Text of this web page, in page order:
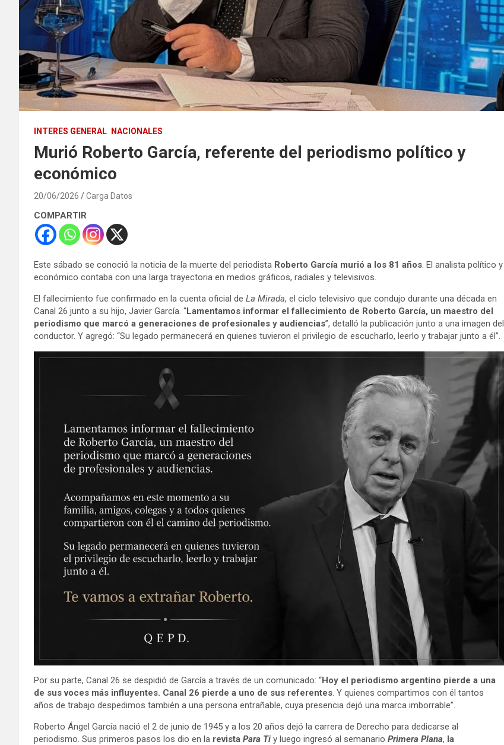
INTERES GENERAL NACIONALES
Murió Roberto García, referente del periodismo político y
económico
20/06/2026 Carga Datos
COMPARTIR
Este sábado se conoció la noticia de la muerte del periodista Roberto García murió a los 81 años. El analista político y
económico contaba con una larga trayectoria en medios gráficos, radiales y televisivos.
El fallecimiento fue confirmado en la cuenta oficial de La Mirada, el ciclo televisivo que condujo durante una década en
Canal 26 junto a su hijo, Javier García. “Lamentamos informar el fallecimiento de Roberto García, un maestro del
periodismo que marcó a generaciones de profesionales y audiencias”, detalló la publicación junto a una imagen del
conductor. Y agregó: “Su legado permanecerá en quienes tuvieron el privilegio de escucharlo, leerlo y trabajar junto a él”.
Por su parte, Canal 26 se despidió de García a través de un comunicado: “Hoy el periodismo argentino pierde a una
de sus voces más influyentes. Canal 26 pierde a uno de sus referentes. Y quienes compartimos con él tantos
años de trabajo despedimos también a una persona entrañable, cuya presencia dejó una marca imborrable”.
Roberto Ángel García nació el 2 de junio de 1945 y a los 20 años dejó la carrera de Derecho para dedicarse al
periodismo. Sus primeros pasos los dio en la revista Para Ti y luego ingresó al semanario Primera Plana, la